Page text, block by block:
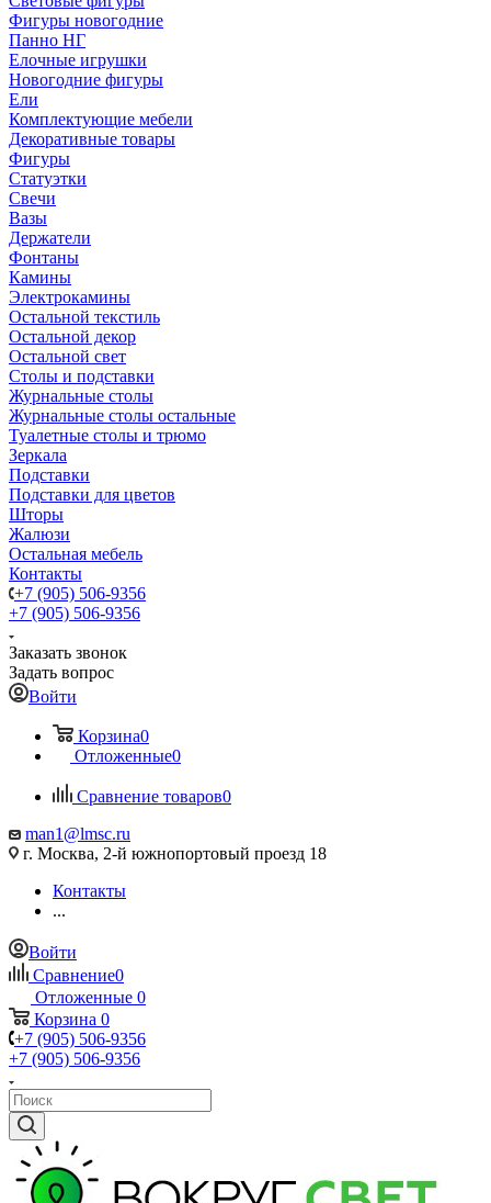
Фигуры новогодние
Панно НГ
Елочные игрушки
Новогодние фигуры
Ели
Комплектующие мебели
Декоративные товары
Фигуры
Статуэтки
Свечи
Вазы
Держатели
Фонтаны
Камины
Электрокамины
Остальной текстиль
Остальной декор
Остальной свет
Столы и подставки
Журнальные столы
Журнальные столы остальные
Туалетные столы и трюмо
Зеркала
Подставки
Подставки для цветов
Шторы
Жалюзи
Остальная мебель
Контакты
+7 (905) 506-9356
+7 (905) 506-9356
Заказать звонок
Задать вопрос
Войти
Корзина0
Отложенные0
Сравнение товаров0
man1@lmsc.ru
г. Москва, 2-й южнопортовый проезд 18
Контакты
...
Войти
Сравнение0
Отложенные 0
Корзина 0
+7 (905) 506-9356
+7 (905) 506-9356